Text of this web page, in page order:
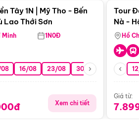
Tây 1N | Mỹ Tho - Bến
Lao Thới Sơn
Minh 1N0Đ
16/08 23/08 30/08 06/09
Xem chi tiết
Tour
Nà -
Nha
Hồ
Giá từ: